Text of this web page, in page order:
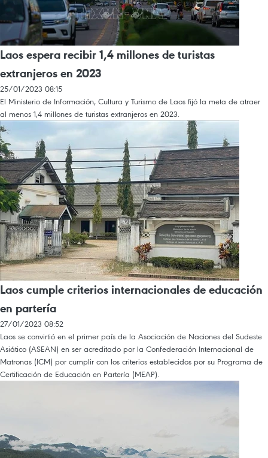
Laos espera recibir 1,4 millones de turistas
extranjeros en 2023
25/01/2023 08:15
El Ministerio de Información, Cultura y Turismo de Laos fijó la meta de atraer
al menos 1,4 millones de turistas extranjeros en 2023.
Laos cumple criterios internacionales de educación
en partería
27/01/2023 08:52
Laos se convirtió en el primer país de la Asociación de Naciones del Sudeste
Asiático (ASEAN) en ser acreditado por la Confederación Internacional de
Matronas (ICM) por cumplir con los criterios establecidos por su Programa de
Certificación de Educación en Partería (MEAP).